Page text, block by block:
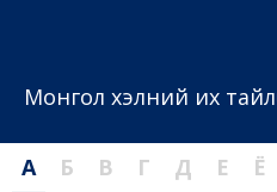
Монгол хэлний их
А Б В Г Д Е Ё